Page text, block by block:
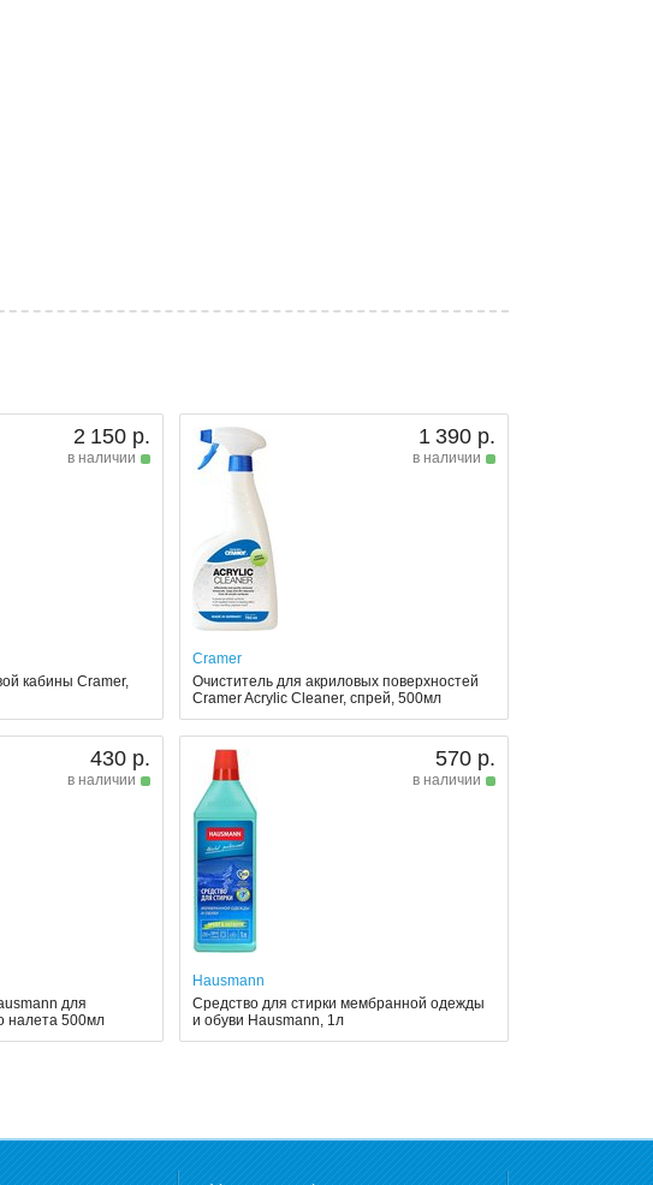
2 150 р.
в наличии
кабины Cramer,
1 390 р.
в наличии
Cramer
Очиститель для акриловых поверхностей
Cramer Acrylic Cleaner, спрей, 500мл
430 р.
в наличии
для
налета 500мл
570 р.
в наличии
Hausmann
Средство для стирки мембранной одежды
и обуви Hausmann, 1л